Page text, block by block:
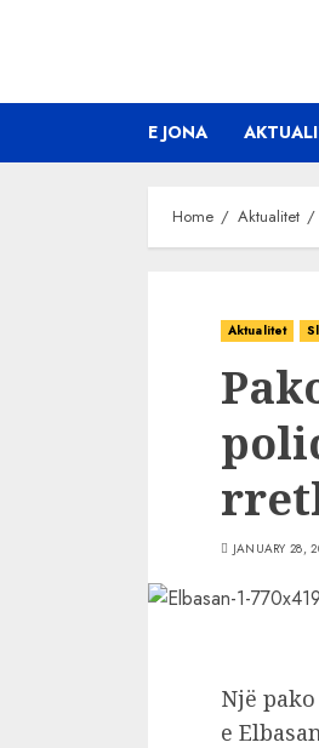
E JONA
Home Aktualitet
Aktualitet
JANUARY 28,
Një
e